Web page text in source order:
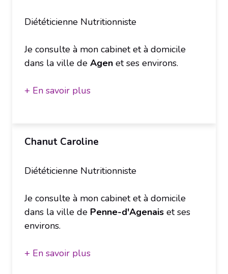
Diététicienne Nutritionniste
Je consulte à mon cabinet et à domicile
dans la ville de Agen et ses environs.
+ En savoir plus
Chanut Caroline
Diététicienne Nutritionniste
Je consulte à mon cabinet et à domicile
dans la ville de Penne-d'Agenais et ses
environs.
+ En savoir plus